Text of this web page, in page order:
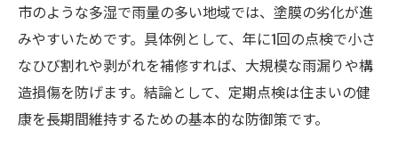
市のような多湿で雨量の多い地域では、塗膜の劣化が進
みやすいためです。具体例として、年に1回の点検で小さ
なひび割れや剥がれを補修すれば、大規模な雨漏りや構
造損傷を防げます。結論として、定期点検は住まいの健
康を長期間維持するための基本的な防御策です。